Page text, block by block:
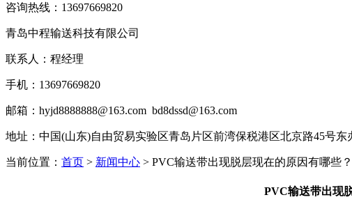
咨询热线： 13697669820
青岛中程输送科技有限公司
联系人：程经理
手机：13697669820
邮箱：hyjd8888888@163.com bd8dssd@163.com
地址： 中国(山东)自由贸易实验区青岛片区前湾保税港区北京路45号东
当前位置： 首页 > 新闻中心 > PVC输送带出现脱层现在的原因有哪些
PVC输送带出现